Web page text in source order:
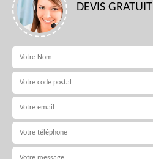
DEVIS GRATUIT